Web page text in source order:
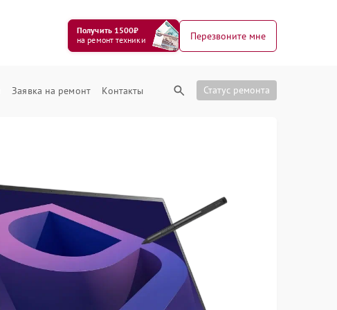
Получить 1500₽
на ремонт техники
Перезвоните мне
Заявка на ремонт Контакты Статус ремонта